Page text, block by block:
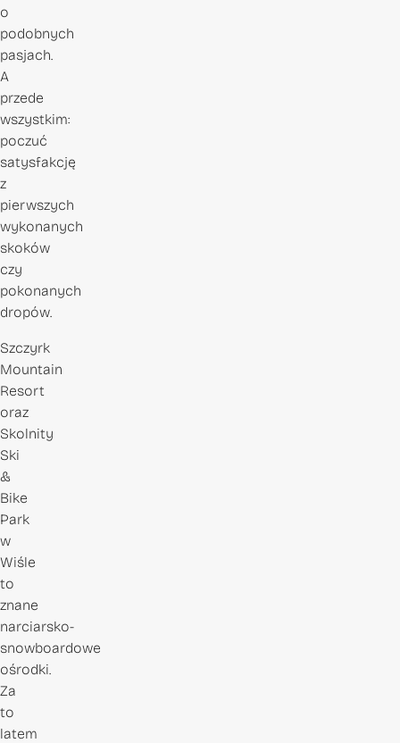
o
podobnych
pasjach.
A
przede
wszystkim:
poczuć
satysfakcję
z
pierwszych
wykonanych
skoków
czy
pokonanych
dropów.
Szczyrk
Mountain
Resort
oraz
Skolnity
Ski
&
Bike
Park
w
Wiśle
to
znane
narciarsko-
snowboardowe
ośrodki.
Za
to
latem